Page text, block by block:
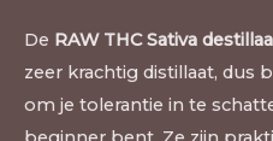
De RAW THC Sativa
zeer krachtig distillaat, dus
om je tolerantie in te